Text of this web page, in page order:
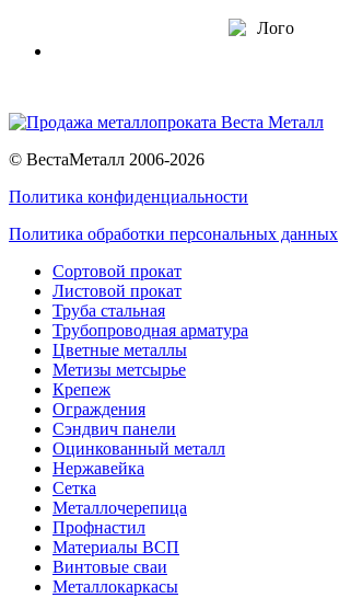
© ВестаМеталл 2006-2026
Политика конфиденциальности
Политика обработки персональных данных
Сортовой прокат
Листовой прокат
Труба стальная
Трубопроводная арматура
Цветные металлы
Метизы метсырье
Крепеж
Ограждения
Сэндвич панели
Оцинкованный металл
Нержавейка
Сетка
Металлочерепица
Профнастил
Материалы ВСП
Винтовые сваи
Металлокаркасы